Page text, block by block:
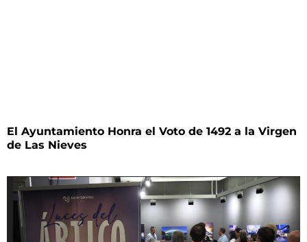
El Ayuntamiento Honra el Voto de 1492 a la Virgen
de Las Nieves